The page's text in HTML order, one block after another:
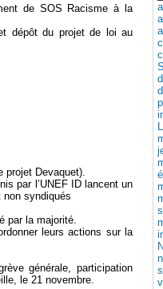
de SOS Racisme à la
dépôt du projet de loi au
projet Devaquet).
par l’UNEF ID lancent un
syndiqués
par la majorité.
leurs actions sur la
générale, participation
le 21 novembre.